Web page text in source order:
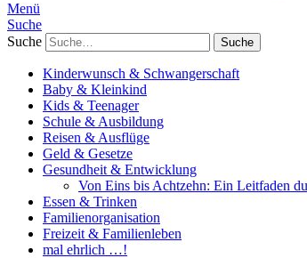
Menü
Suche
Suche
Kinderwunsch & Schwangerschaft
Baby & Kleinkind
Kids & Teenager
Schule & Ausbildung
Reisen & Ausflüge
Geld & Gesetze
Gesundheit & Entwicklung
Von Eins bis Achtzehn: Ein Leitfaden
Essen & Trinken
Familienorganisation
Freizeit & Familienleben
mal ehrlich …!